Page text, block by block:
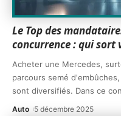
Le Top des
concurrence : qui sort
Acheter une Mercedes,
parcours semé
sont diversifiés. Dans ce
Auto 5 décembre 2025